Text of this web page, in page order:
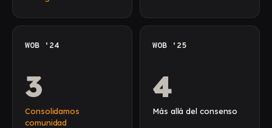
WOB '24
3
Consolidamos
comunidad
WOB '25
4
Más allá del consenso